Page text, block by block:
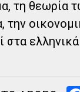
τη θεωρία
την
στα